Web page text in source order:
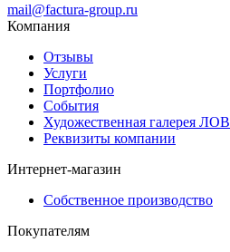
mail@factura-group.ru
Компания
Отзывы
Услуги
Портфолио
События
Художественная галерея ЛОВ
Реквизиты компании
Интернет-магазин
Собственное производство
Покупателям